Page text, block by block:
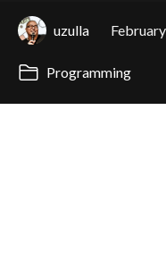
uzulla
Programming